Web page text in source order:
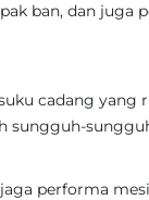
ban, dan juga
cadang yang
sungguh-
performa